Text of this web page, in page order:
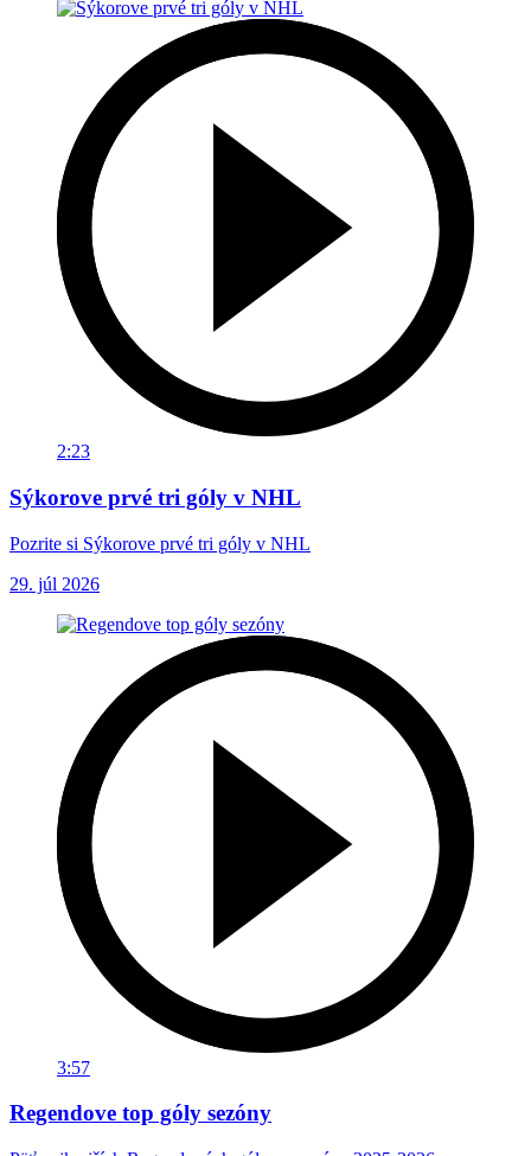
2:23
Sýkorove prvé tri góly v NHL
Pozrite si Sýkorove prvé tri góly v NHL
29. júl 2026
3:57
Regendove top góly sezóny